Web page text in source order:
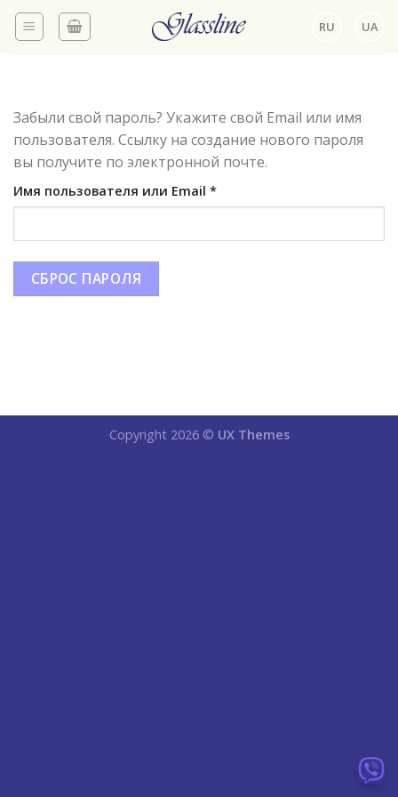
Skip
RU UA
Забыли свой пароль? Укажите свой Email или имя
пользователя. Ссылку на создание нового пароля
вы получите по электронной почте.
Имя пользователя или Email *Обязательно
СБРОС ПАРОЛЯ
Copyright 2026 © UX Themes